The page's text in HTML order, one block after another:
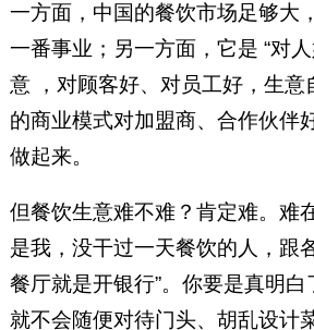
一方面，中国的餐饮市场足够大
一番事业；另一方面，它是 “对
意 ，对顾客好、对员工好，生意
的商业模式对加盟商、合作伙伴
做起来。
但餐饮生意难不难？肯定难。难
是我，没干过一天餐饮的人，跟
餐厅就是开银行”。你要是真明白
就不会随便对待门头、胡乱设计